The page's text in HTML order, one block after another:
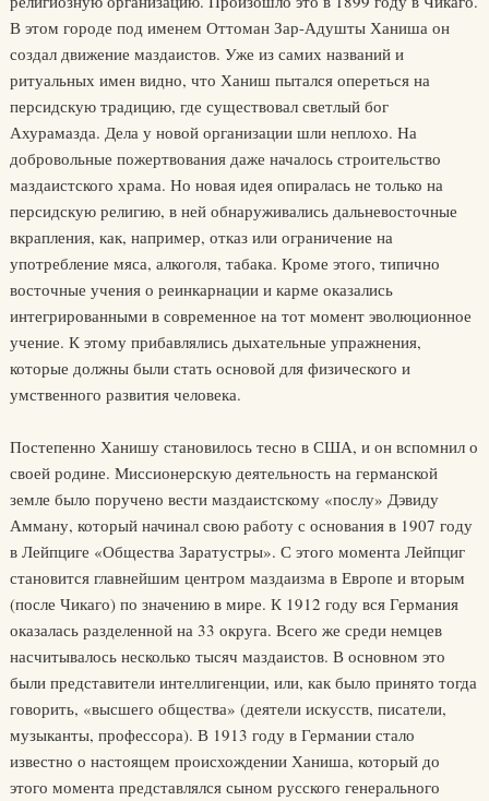
В этом городе под именем Оттоман Зар-Адушты Ханиша он
создал движение маздаистов. Уже из самих названий и
ритуальных имен видно, что Ханиш пытался опереться на
персидскую традицию, где существовал светлый бог
Ахурамазда. Дела у новой организации шли неплохо. На
добровольные пожертвования даже началось строительство
маздаистского храма. Но новая идея опиралась не только на
персидскую религию, в ней обнаруживались дальневосточные
вкрапления, как, например, отказ или ограничение на
употребление мяса, алкоголя, табака. Кроме этого, типично
восточные учения о реинкарнации и карме оказались
интегрированными в современное на тот момент эволюционное
учение. К этому прибавлялись дыхательные упражнения,
которые должны были стать основой для физического и
умственного развития человека.
Постепенно Ханишу становилось тесно в США, и он вспомнил о
своей родине. Миссионерскую деятельность на германской
земле было поручено вести маздаистскому «послу» Дэвиду
Амману, который начинал свою работу с основания в 1907 году
в Лейпциге «Общества Заратустры». С этого момента Лейпциг
становится главнейшим центром маздаизма в Европе и вторым
(после Чикаго) по значению в мире. К 1912 году вся Германия
оказалась разделенной на 33 округа. Всего же среди немцев
насчитывалось несколько тысяч маздаистов. В основном это
были представители интеллигенции, или, как было принято тогда
говорить, «высшего общества» (деятели искусств, писатели,
музыканты, профессора). В 1913 году в Германии стало
известно о настоящем происхождении Ханиша, который до
этого момента представлялся сыном русского генерального